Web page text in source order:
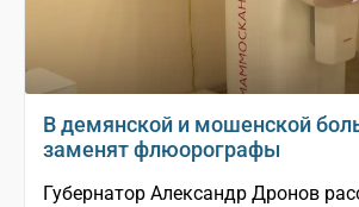
В демянской и мошенской
заменят флюорографы
Губернатор Александр Дронов